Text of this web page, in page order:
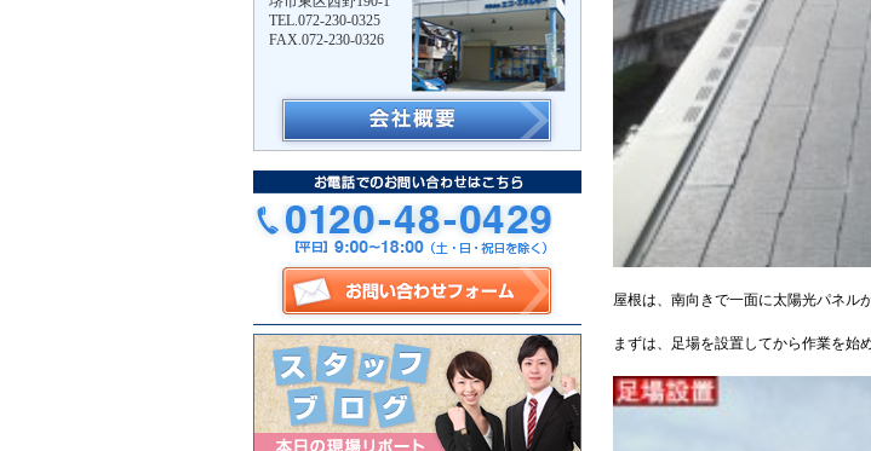
TEL.072-230-0325
FAX.072-230-0326
屋根は、南向きで一面に太陽光パネル
まずは、足場を設置してから作業を始め